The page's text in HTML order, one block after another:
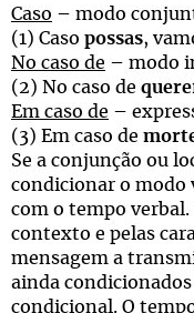
Caso – modo
(1) Caso possas,
No caso de – modo
(2) No caso de
Em caso de –
(3) Em caso de
Se a conjunção ou
condicionar o modo
com o tempo verbal.
contexto e pelas
mensagem a
ainda
condicional. O